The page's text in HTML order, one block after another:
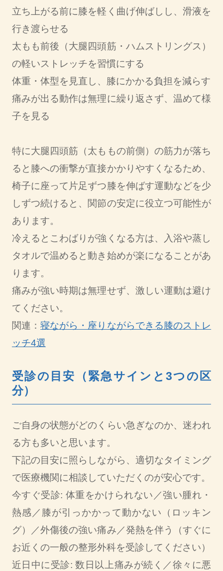
立ち上がる前に膝を軽く曲げ伸ばしし、滑液を
行き渡らせる
太もも前後（大腿四頭筋・ハムストリングス）
の軽いストレッチを習慣にする
体重・体型を見直し、膝にかかる負担を減らす
痛みが出る動作は無理に繰り返さず、温めて様
子を見る
特に大腿四頭筋（太ももの前側）の筋力が落ち
ると膝への衝撃が直接かかりやすくなるため、
椅子に座って片足ずつ膝を伸ばす運動などを少
しずつ続けると、関節の安定に役立つ可能性が
あります。
冷えるとこわばりが強くなる方は、入浴や蒸し
タオルで温めると動き始めが楽になることがあ
ります。
痛みが強い時期は無理せず、激しい運動は避け
てください。
関連：寝ながら・座りながらできる膝のストレ
ッチ4選
受診の目安（緊急サインと3つの区
分）
ご自身の状態がどのくらい急ぎなのか、迷われ
る方も多いと思います。
下記の目安に照らしながら、適切なタイミング
で医療機関に相談していただくのが安心です。
今すぐ受診: 体重をかけられない／強い腫れ・
熱感／膝が引っかかって動かない（ロッキン
グ）／外傷後の強い痛み／発熱を伴う（すぐに
お近くの一般の整形外科を受診してください）
近日中に受診: 数日以上痛みが続く／徐々に悪